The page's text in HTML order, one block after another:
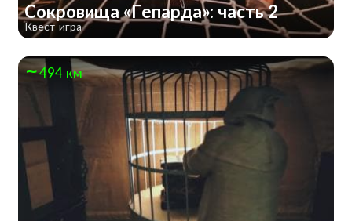
Сокровища «Гепарда»: часть 2
Квест-игра
494 км